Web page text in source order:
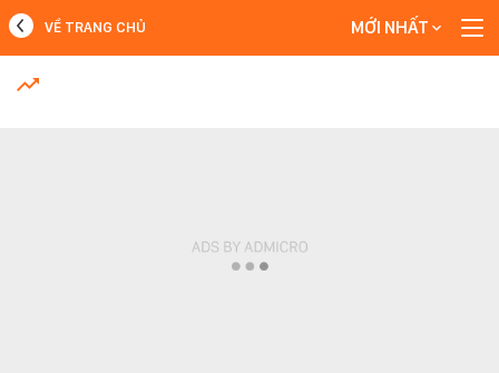
MỚI NHẤT
VỀ TRANG CHỦ MỚI NHẤT